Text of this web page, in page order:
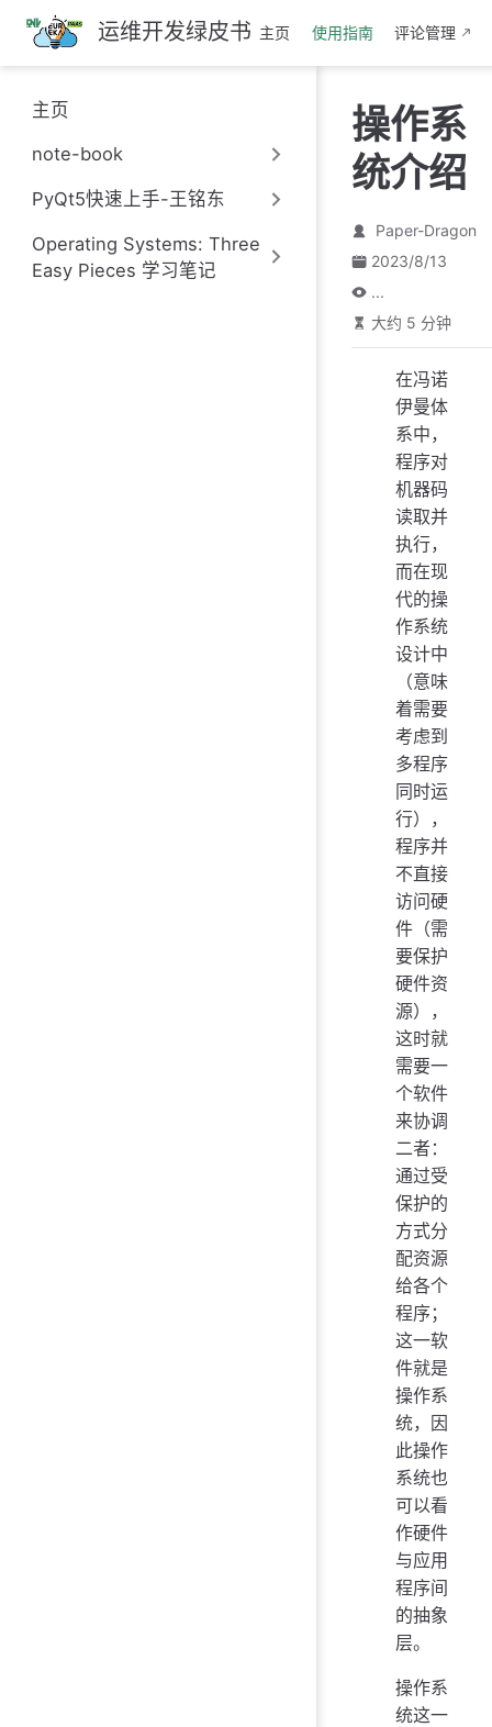
跳
至
主
要
內
运维开发绿皮书 主页 使用指南 评论管理
主页
note-book
PyQt5快速上手-王铭东
Operating Systems: Three
Easy Pieces 学习笔记
操作系
统介绍
Paper-Dragon
2023/8/13
...
大约 5 分钟
在冯诺
伊曼体
系中，
程序对
机器码
读取并
执行，
而在现
代的操
作系统
设计中
（意味
着需要
考虑到
多程序
同时运
行），
程序并
不直接
访问硬
件（需
要保护
硬件资
源），
这时就
需要一
个软件
来协调
二者：
通过受
保护的
方式分
配资源
给各个
程序；
这一软
件就是
操作系
统，因
此操作
系统也
可以看
作硬件
与应用
程序间
的抽象
层。
操作系
统这一